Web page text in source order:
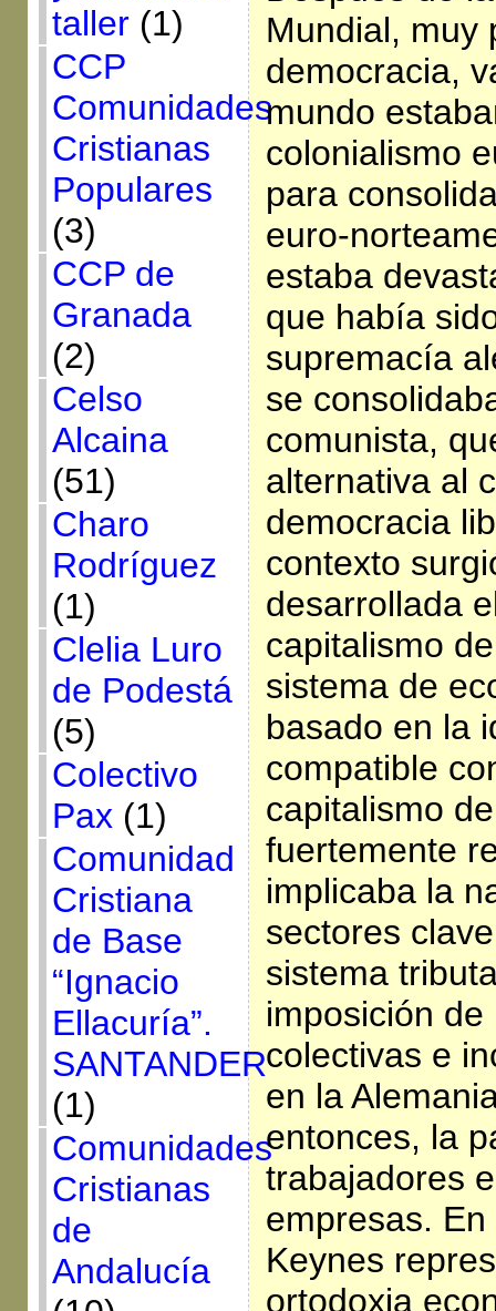
taller(1)
CCP
Comunidades
Cristianas
Populares
(3)
CCP de
Granada
(2)
Celso
Alcaina
(51)
Charo
Rodríguez
(1)
Clelia Luro
de Podestá
(5)
Colectivo
Pax (1)
Comunidad
Cristiana
de Base
“Ignacio
Ellacuría”.
SANTANDER
(1)
Comunidades
Cristianas
de
Andalucía
Mundial, muy
democracia,
mundo
colonialismo
para
euro-
estaba
que había
supremacía
se
comunista,
alternativa al
democracia
contexto
desarrollada
capitalismo
sistema de
basado en la
compatible
capitalismo
fuertemente
implicaba la
sectores
sistema
imposición
colectivas e
en la
entonces, la
trabajadores
empresas.
Keynes
ortodoxia